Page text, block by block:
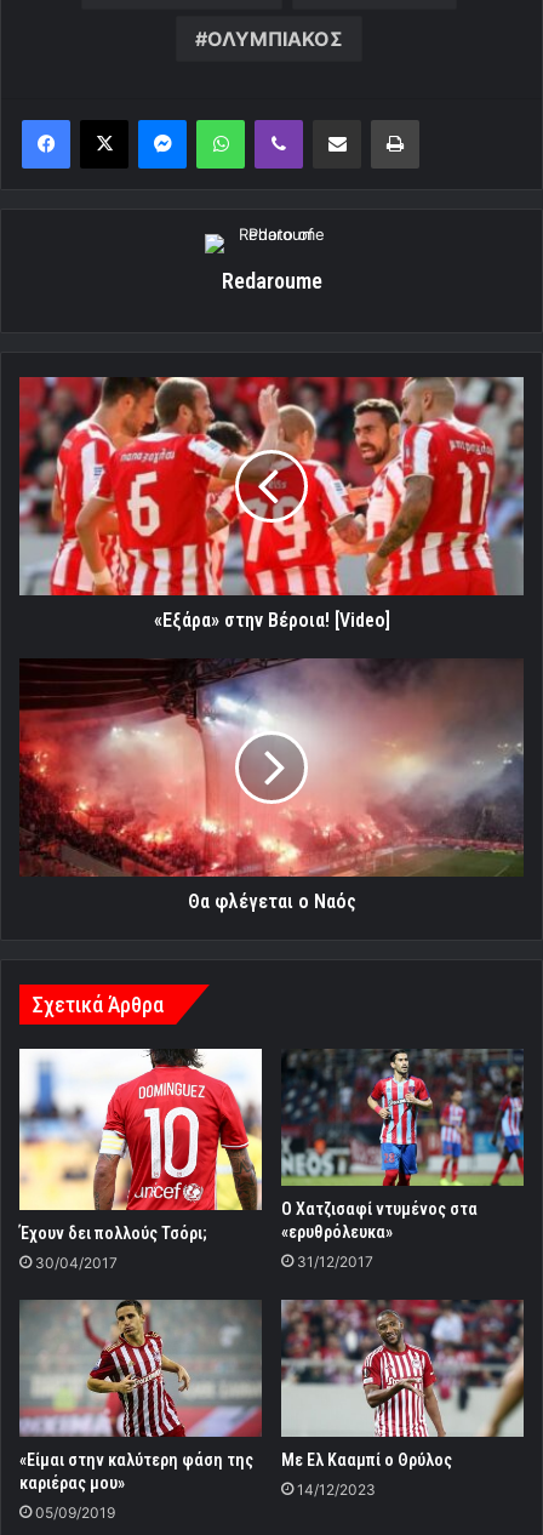
ΟΛΥΜΠΙΑΚΟΣ
MessengerWhatsAppViber Κοινοποίηση μέσω ηλεκτρονικού ταχυδρομείουΕκτύπωση
Redaroume
«Εξάρα»
στην
Βέροια!
[Video]
«Εξάρα» στην Βέροια! [Video]
Θα
φλέγεται
Ναός
Θα φλέγεται ο Ναός
Σχετικά Άρθρα
Έχουν δει πολλούς Τσόρι;
30/04/2017
Ο Χατζισαφί ντυμένος στα
«ερυθρόλευκα»
31/12/2017
«Είμαι στην καλύτερη φάση της
καριέρας μου»
05/09/2019
Με Ελ Κααμπί ο Θρύλος
14/12/2023